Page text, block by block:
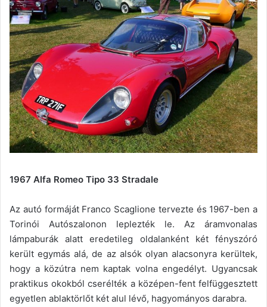
1967 Alfa Romeo Tipo 33 Stradale
Az autó formáját Franco Scaglione tervezte és 1967-ben a
Torinói Autószalonon leplezték le. Az áramvonalas
lámpaburák alatt eredetileg oldalanként két fényszóró
került egymás alá, de az alsók olyan alacsonyra kerültek,
hogy a közútra nem kaptak volna engedélyt. Ugyancsak
praktikus okokból cserélték a középen-fent felfüggesztett
egyetlen ablaktörlőt két alul lévő, hagyományos darabra.